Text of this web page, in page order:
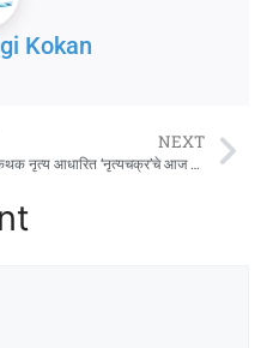
Kokan
NEXT
कथक नृत्य आधारित ‘नृत्यचक्र’चे आज पुण्यात आयोजन